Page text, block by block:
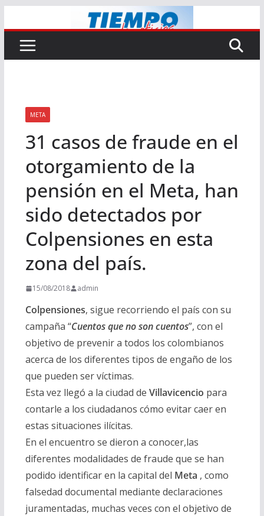
al
contenido
META
31 casos de fraude en el
otorgamiento de la
pensión en el Meta, han
sido detectados por
Colpensiones en esta
zona del país.
15/08/2018 admin
Colpensiones, sigue recorriendo el país con su
campaña “Cuentos que no son cuentos”, con el
objetivo de prevenir a todos los colombianos
acerca de los diferentes tipos de engaño de los
que pueden ser víctimas.
Esta vez llegó a la ciudad de Villavicencio para
contarle a los ciudadanos cómo evitar caer en
estas situaciones ilícitas.
En el encuentro se dieron a conocer,las
diferentes modalidades de fraude que se han
podido identificar en la capital del Meta , como
falsedad documental mediante declaraciones
juramentadas, muchas veces con el objetivo de